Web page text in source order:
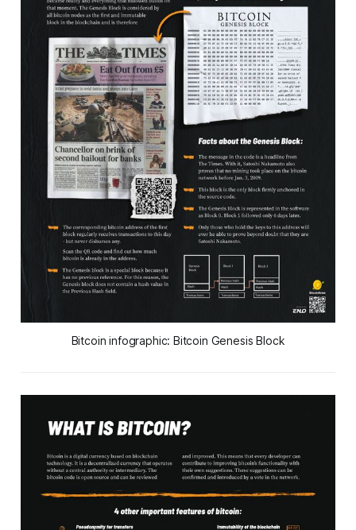
Bitcoin infographic: Bitcoin Genesis Block